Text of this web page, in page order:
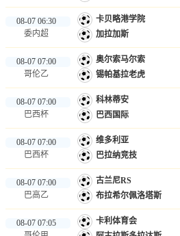
08-07 06:30
委内超
卡贝略港学院
加拉加斯
08-07 07:00
哥伦乙
奥尔索马尔索
锡帕基拉老虎
08-07 07:00
巴西杯
科林蒂安
巴西国际
08-07 07:00
巴西杯
维多利亚
巴拉纳竞技
08-07 07:00
巴高乙
古兰尼RS
布拉希尔佩洛塔斯
08-07 07:05
卡利体育会